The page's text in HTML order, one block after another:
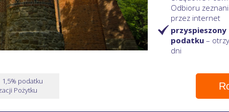
Odbioru
przez internet
podatku –
dni
podatku
Pożytku